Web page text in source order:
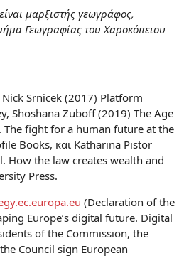
μαρξιστής γεωγράφος,
Γεωγραφίας του Χαροκόπειου
Nick Srnicek (2017) Platform
Shoshana Zuboff (2019) The Age
The fight for a human future at the
Books, και Katharina Pistor
How the law creates wealth and
Press.
(Declaration of the
Europe’s digital future. Digital
of the Commission, the
Council sign European